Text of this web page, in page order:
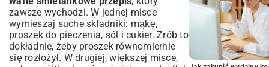
zawsze wychodzi. W jednej misce
wymieszaj suche składniki: mąkę,
proszek do pieczenia, sól i cukier. Zrób to
dokładnie, żeby proszek równomiernie
się rozłożył. W drugiej, większej misce,